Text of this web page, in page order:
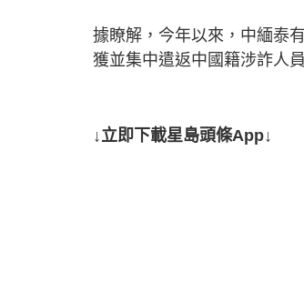
據瞭解，今年以來，中緬泰
獲並集中遣返中國籍涉詐人
↓立即下載星島頭條App↓